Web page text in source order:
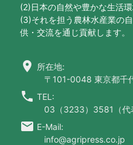
(2)日本の自然や豊かな生活環
(3)それを担う農林水産業の
供・交流を通じ貢献します。
location_on 所在地:
〒101-0048 東京都千
call TEL:
03（3233）3581（代
email E-Mail:
info@agripress.co.jp